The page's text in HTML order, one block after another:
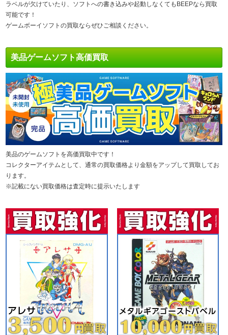
ラベルが欠けていたり、ソフトへの書き込みや起動しなくてもBEEPなら買取
可能です！
ゲームボーイソフトの買取ならぜひご相談ください。
美品ゲームソフト高価買取
美品のゲームソフトを高価買取中です！
コレクターアイテムとして、通常の買取価格より金額をアップして買取してお
ります。
※記載にない買取価格は査定時に提示いたします